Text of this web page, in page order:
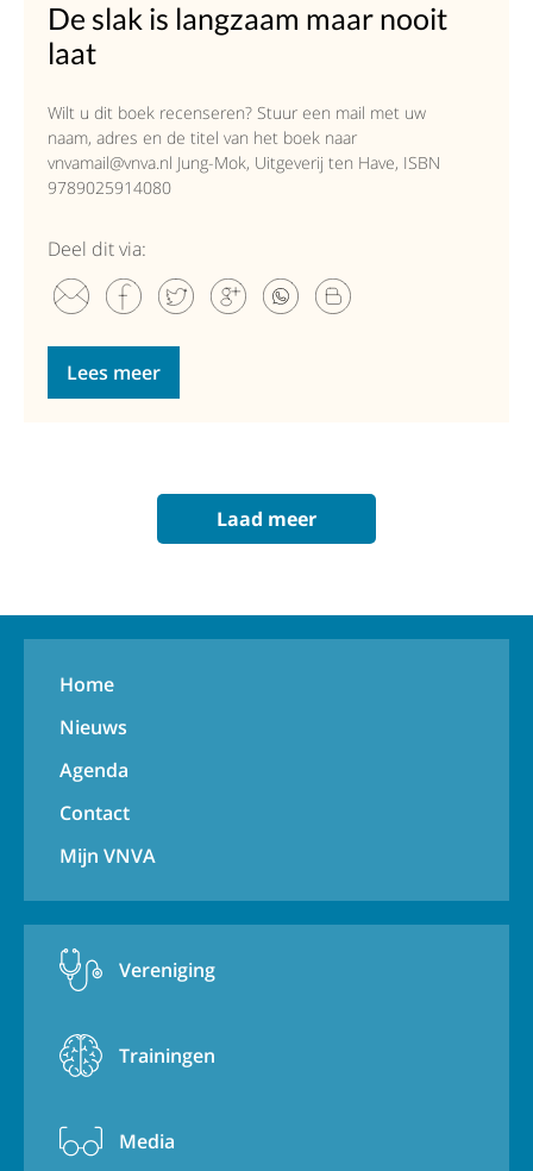
De slak is langzaam maar nooit
laat
Wilt u dit boek recenseren? Stuur een mail met uw
naam, adres en de titel van het boek naar
vnvamail@vnva.nl Jung-Mok, Uitgeverij ten Have, ISBN
9789025914080
Deel dit via:
Lees meer
Laad meer
Home
Nieuws
Agenda
Contact
Mijn VNVA
Vereniging
Trainingen
Media